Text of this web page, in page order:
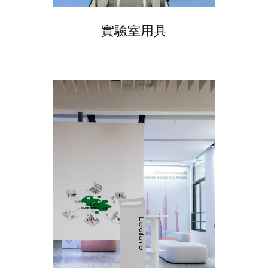
實驗室用具